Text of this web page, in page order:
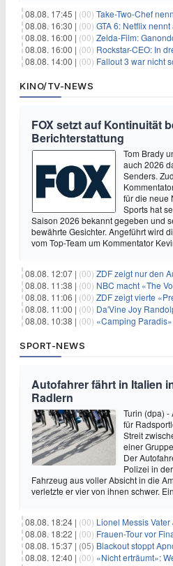
08.08. 17:45 | (00) Take-Two-Chef nennt GTA 6
08.08. 16:30 | (00) GTA 6: Netflix nennt
08.08. 16:00 | (00) Zelda-Film: Ganondorf,
08.08. 16:00 | (00) Rockstar-CEO: In drei
08.08. 14:00 | (00) Fallout 3 war nicht so
KINO/TV-NEWS
FOX setzt auf Kontinuität
Berichterstattung
Tom Brady
auch 2026
Senders.
für die neue
Sports hat
Saison 2026 bekannt gegeben und
bewährte Gesichter. Angeführt wird
vom Top-Team um Kommentator
08.08. 12:07 | (00) ZDF zeigt nur den
08.08. 11:38 | (00) NBC macht «The
08.08. 11:06 | (00) ZDF zeigt vierte
08.08. 11:00 | (00) Da'Vine Joy Randolph
08.08. 10:38 | (00) «Camping Paradis»
SPORT-NEWS
Autofahrer fährt in Italien
Radlern
Turin (dpa) -
für
Streit
einer
Der
Polizei in
Fahrzeug aus voller Absicht in die
verletzte er vier von ihnen schwer.
08.08. 18:24 | (00) Lionel Messis Vater
08.08. 18:22 | (00) Frauen-Tour vor Finale
08.08. 15:37 | (05) Blackout stoppt
08.08. 12:40 | (00) «Nicht erträumt»: